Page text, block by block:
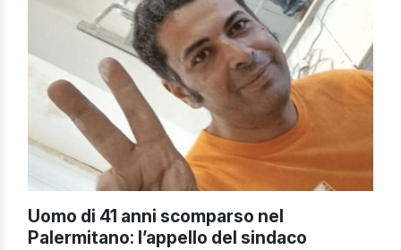
Uomo di 41 anni scomparso nel
Palermitano: l’appello del sindaco